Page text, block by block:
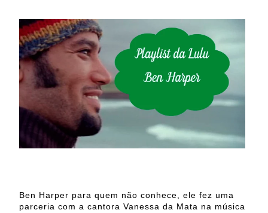
Ben Harper para quem não conhece, ele fez uma
parceria com a cantora Vanessa da Mata na música